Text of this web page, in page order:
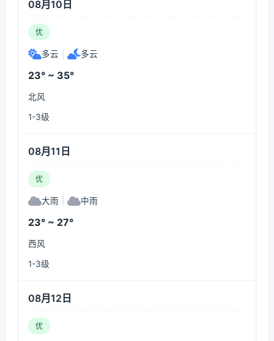
08月10日
优
多云 多云
23° ~ 35°
北风
1-3级
08月11日
优
大雨 中雨
23° ~ 27°
西风
1-3级
08月12日
优